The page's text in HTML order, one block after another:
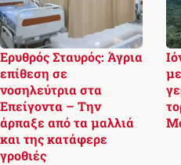
Ερυθρός Σταυρός: Άγρια
επίθεση σε
νοσηλεύτρια στα
Επείγοντα – Την
άρπαξε από τα μαλλιά
και της κατάφερε
γροθιές